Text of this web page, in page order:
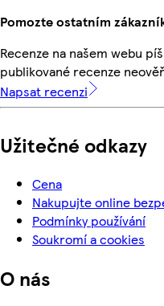
Pomozte ostatním
Recenze na našem webu
publikované recenze
Napsat recenzi
Užitečné odkazy
Cena
Nakupujte online
Podmínky používání
Soukromí a cookies
O nás